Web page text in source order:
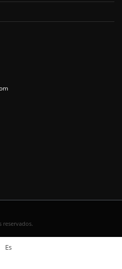
reservados.
Es